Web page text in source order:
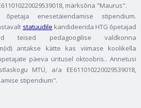
märksõna "Maurus".
enesetäiendamise stipendium.
statuudile kandideerida HTG õpetajad
teised pedagoogilise valdkonna
antakse kätte kas viimase koolikella
päeva üritusel oktoobris.. Annetusi
MTÜ, a/a EE611010220029539018,
stipendium".